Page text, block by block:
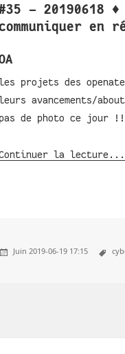
- 20190618
en
projets des
avancements/
pas de photo ce jour !!
la lecture...
Juin 2019-06-19 17:15